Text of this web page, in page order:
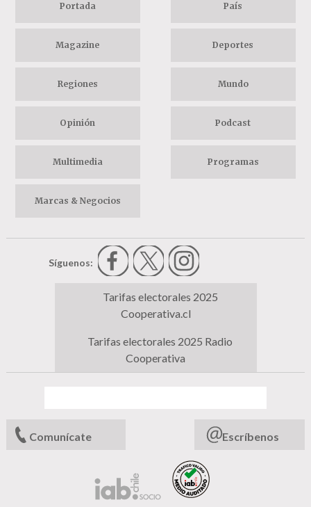
Portada País
Magazine Deportes
Regiones Mundo
Opinión Podcast
Multimedia Programas
Marcas & Negocios
Síguenos:
Tarifas electorales 2025
Cooperativa.cl
Tarifas electorales 2025 Radio
Cooperativa
Comunícate Escríbenos